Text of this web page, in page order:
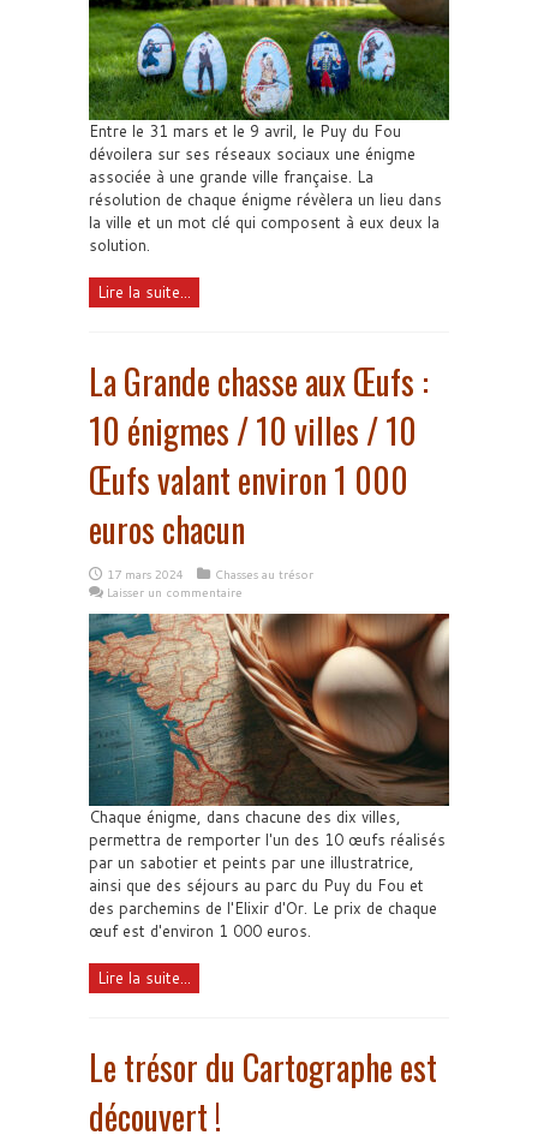
Entre le 31 mars et le 9 avril, le Puy du Fou
dévoilera sur ses réseaux sociaux une énigme
associée à une grande ville française. La
résolution de chaque énigme révèlera un lieu dans
la ville et un mot clé qui composent à eux deux la
solution.
Lire la suite...
La Grande chasse aux Œufs :
10 énigmes / 10 villes / 10
Œufs valant environ 1 000
euros chacun
17 mars 2024
Chasses au trésor
Laisser un commentaire
Chaque énigme, dans chacune des dix villes,
permettra de remporter l'un des 10 œufs réalisés
par un sabotier et peints par une illustratrice,
ainsi que des séjours au parc du Puy du Fou et
des parchemins de l'Elixir d'Or. Le prix de chaque
œuf est d'environ 1 000 euros.
Lire la suite...
Le trésor du Cartographe est
découvert !